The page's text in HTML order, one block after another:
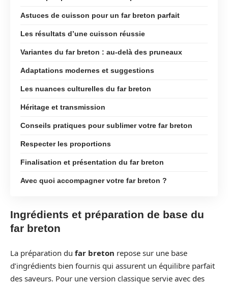
Astuces de cuisson pour un far breton parfait
Les résultats d’une cuisson réussie
Variantes du far breton : au-delà des pruneaux
Adaptations modernes et suggestions
Les nuances culturelles du far breton
Héritage et transmission
Conseils pratiques pour sublimer votre far breton
Respecter les proportions
Finalisation et présentation du far breton
Avec quoi accompagner votre far breton ?
Ingrédients et préparation de base du
far breton
La préparation du far breton repose sur une base
d’ingrédients bien fournis qui assurent un équilibre parfait
des saveurs. Pour une version classique servie avec des